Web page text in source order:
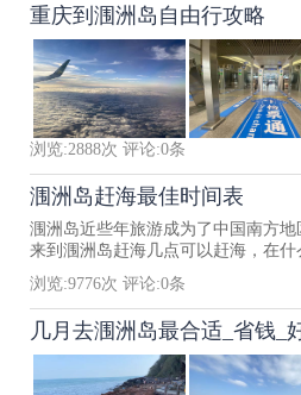
重庆到涠洲岛自由行攻略
浏览:2888次 评论:0条
涠洲岛赶海最佳时间表
涠洲岛近些年旅游成为了中国南方
来到涠洲岛赶海几点可以赶海，在什
浏览:9776次 评论:0条
几月去涠洲岛最合适_省钱_